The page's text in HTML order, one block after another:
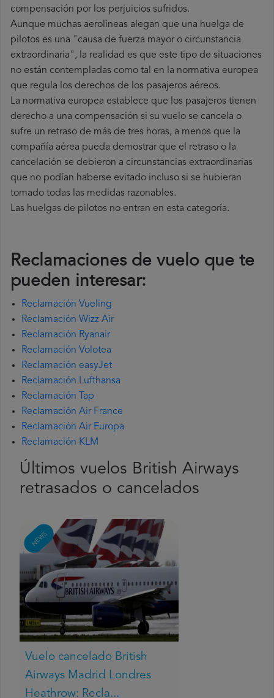
compensación por los perjuicios sufridos.
Aunque muchas aerolíneas alegan que una huelga de
pilotos es una "causa de fuerza mayor o circunstancia
extraordinaria", la realidad es que este tipo de situaciones
no están contempladas como tal en la normativa europea
que regula los derechos de los pasajeros aéreos.
La normativa europea establece que los pasajeros tienen
derecho a una compensación si su vuelo se cancela o
sufre un retraso de más de tres horas, a menos que la
compañía aérea pueda demostrar que el retraso o la
cancelación se debieron a circunstancias extraordinarias
que no podían haberse evitado incluso si se hubieran
tomado todas las medidas razonables.
Las huelgas de pilotos no entran en esta categoría.
Reclamaciones de vuelo que te
pueden interesar:
Reclamación Vueling
Reclamación Wizz Air
Reclamación Ryanair
Reclamación Volotea
Reclamación easyJet
Reclamación Lufthansa
Reclamación Tap
Reclamación Air France
Reclamación Air Europa
Reclamación KLM
Últimos vuelos British Airways
retrasados o cancelados
NEWS
Vuelo cancelado British
Airways Madrid Londres
Heathrow: Recla...